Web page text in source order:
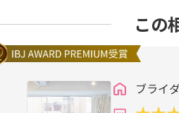
この
ブライ